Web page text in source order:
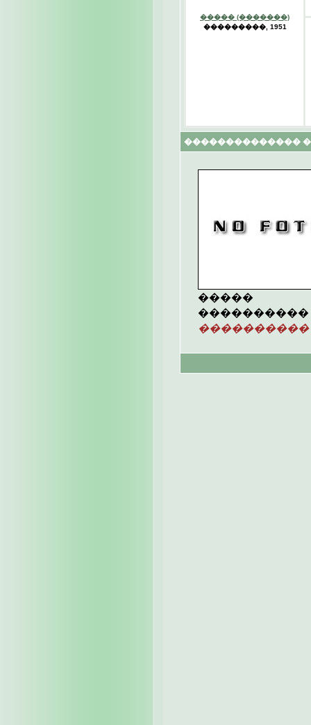
����� (�������)
���������, 1951
��������������
�����
����������
����������